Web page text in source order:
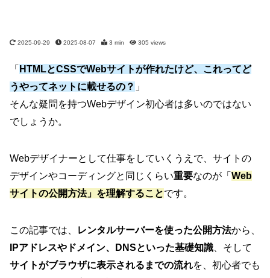
2025-09-29 2025-08-07 3 min 305 views
「 HTMLとCSSでWebサイトが作れたけど、これってど
うやってネットに載せるの？ 」
そんな疑問を持つWebデザイン初心者は多いのではない
でしょうか。
Webデザイナーとして仕事をしていくうえで、サイトの
デザインやコーディングと同じくらい重要なのが「 Web
サイトの公開方法」を理解することです。
この記事では、 レンタルサーバーを使った公開方法から、
IPアドレスやドメイン、DNSといった基礎知識、そして
サイトがブラウザに表示されるまでの流れを、初心者でも